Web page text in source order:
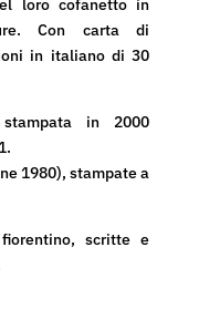
loro cofanetto in
Con carta di
in italiano di 30
in 2000
1980), stampate a
scritte e